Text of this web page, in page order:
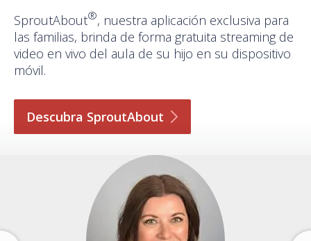
SproutAbout®, nuestra aplicación exclusiva para
las familias, brinda de forma gratuita streaming de
video en vivo del aula de su hijo en su dispositivo
móvil.
Descubra SproutAbout